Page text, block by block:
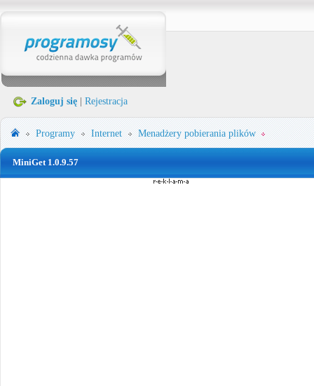
Zaloguj się Rejestracja
Programy Internet Menadżery pobierania plików
MiniGet 1.0.9.57